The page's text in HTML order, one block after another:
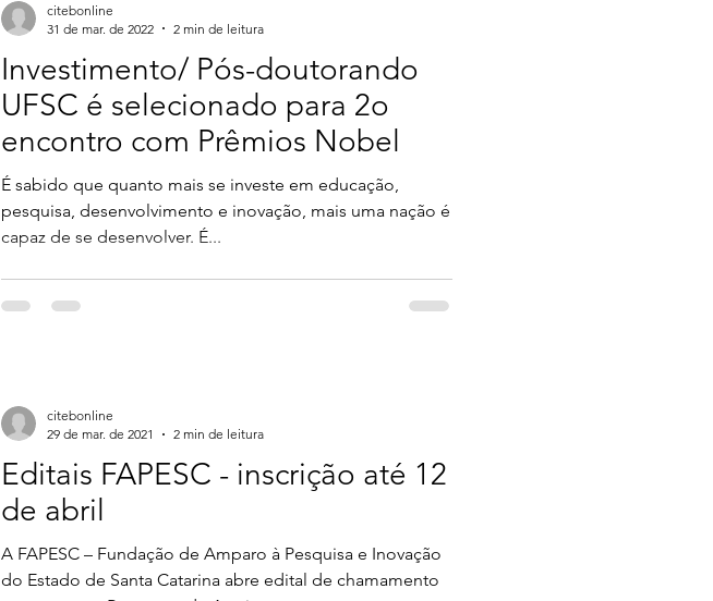
Investimento/ Pós-doutorando
UFSC é selecionado para 2o
encontro com Prêmios Nobel
É sabido que quanto mais se investe em educação,
pesquisa, desenvolvimento e inovação, mais uma nação é
capaz de se desenvolver. É...
citebonline
31 de mar. de 2022
2 min de leitura
Editais FAPESC - inscrição até 12
de abril
A FAPESC – Fundação de Amparo à Pesquisa e Inovação
do Estado de Santa Catarina abre edital de chamamento
citebonline
29 de mar. de 2021
2 min de leitura